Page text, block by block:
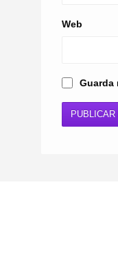
Web
Guarda